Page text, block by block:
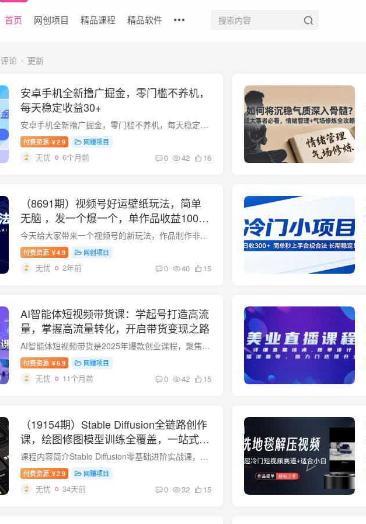
首页 网创项目 精品课程 精品软件
评论 更新
安卓手机全新撸广掘金，零门槛不养机，
每天稳定收益30+
安卓手机全新撸广掘金，零门槛不养机，每天稳定收益30+ 今天给小伙伴们分享一个柚子自己本人在做的看挂广告项目，目前做了小半个月，测试下来非常稳定 全程操作简单无难度，不需要额外的养机养...
付费资源 ￥2.9 网赚项目
无忧 6个月前 0 42 16
（8691期）视频号好运壁纸玩法，简单
无脑 ，发一个爆一个，单作品收益1000
＋
今天给大家带来一个视频号的新玩法，作品制作非常简单，ps模版一键操作，条条原创，利用人们的心理，流量非常爆炸，几分钟一条视频，小白也能轻松掌握！单条作品收益最高可达1000＋！课程目录1....
付费资源 ￥4.9 网创项目
无忧 2年前 0 40 15
AI智能体短视频带货课：学起号打造高流
量，掌握高流量转化，开启带货变现之路
AI智能体短视频带货是2025年爆款创业课程，聚焦起号+流量转化双核心。通过智能体账号搭建与高转化内容设计，实现新手3天破万播放、单条视频带货佣金超5000元的实战效果，让创业更简单直接。 课...
付费资源 ￥6.9 网赚项目
无忧 11个月前 0 42 15
（19154期）Stable Diffusion全链路创作
课，绘图修图模型训练全覆盖，一站式搭
建AI变现体系
课程内容简介Stable Diffusion零基础进阶实战课，聚焦本地AI绘图全能创作，循序渐进拆解全套实操技能。课程手把手讲解软件部署、环境配置、界面操作，解决安装报错、闪退难题；拆解各类基础模型...
付费资源 ￥2.9 网赚项目
无忧 34天前 0 32 15